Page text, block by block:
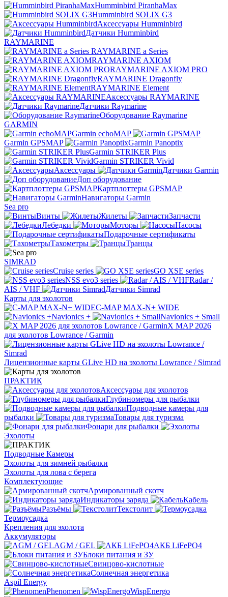
Humminbird PiranhaMax
Humminbird SOLIX G3
Аксессуары Humminbird
Датчики Humminbird
RAYMARINE
RAYMARINE a Series
RAYMARINE AXIOM
RAYMARINE AXIOM PRO
RAYMARINE Dragonfly
RAYMARINE Element
Аксессуары RAYMARINE
Датчики Raymarine
Оборудование Raymarine
GARMIN
Garmin echoMAP
Garmin GPSMAP
Garmin Panoptix
Garmin STRIKER Plus
Garmin STRIKER Vivid
Аксессуары
Датчики Garmin
Доп оборудование
Картплоттеры GPSMAP
Навигаторы Garmin
Sea pro
Винты
Жилеты
Запчасти
Лебедки
Моторы
Насосы
Подарочные сертификаты
Тахометры
Транцы
SIMRAD
Cruise series
GO XSE series
NSS evo3 series
Radar /
AIS / VHF
Датчики Simrad
Карты для эхолотов
C-MAP MAX-N+ WIDE
Navionics +
Navionics + Small
X MAP 2026
для эхолотов Lowrance / Garmin
Лицензионные карты GLive HD на эхолоты Lowrance / Simrad
ПРАКТИК
Аксессуары для эхолотов
Глубиномеры для рыбалки
Подводные камеры для
рыбалки
Товары для туризма
Фонари для рыбалки
Эхолоты
Подводные Камеры
Эхолоты для зимней рыбалки
Эхолоты для лова с берега
Комплектующие
Армированный скотч
Индикаторы заряда
Кабель
Разъёмы
Текстолит
Термоусадка
Крепления для эхолота
Аккумуляторы
AGM / GEL
АКБ LiFePO4
Блоки питания и ЗУ
Свинцово-кислотные
Солнечная энергетика
Aspil Energy
Phenomen
WispEnergo